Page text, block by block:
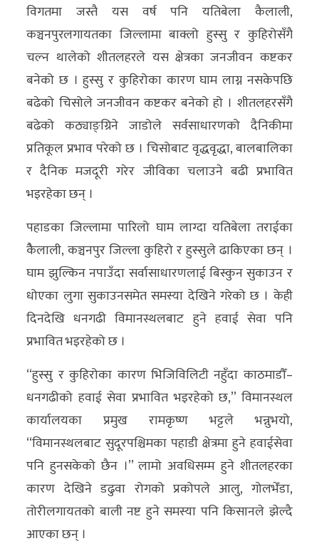
फोटो
ग्यालरी
भिडियो
विगतमा जस्तै यस वर्ष पनि यतिबेला कैलाली,
कञ्चनपुरलगायतका जिल्लामा बाक्लो हुस्सु र कुहिरोसँगै
चल्न थालेको शीतलहरले यस क्षेत्रका जनजीवन कष्टकर
बनेको छ । हुस्सु र कुहिरोका कारण घाम लाग्न नसकेपछि
बढेको चिसोले जनजीवन कष्टकर बनेको हो । शीतलहरसँगै
बढेको कठ्याङ्ग्रिने जाडोले सर्वसाधारणको दैनिकीमा
प्रतिकूल प्रभाव परेको छ । चिसोबाट वृद्धवृद्धा, बालबालिका
र दैनिक मजदूरी गरेर जीविका चलाउने बढी प्रभावित
भइरहेका छन् ।
पहाडका जिल्लामा पारिलो घाम लाग्दा यतिबेला तराईका
कैैलाली, कञ्चनपुर जिल्ला कुहिरो र हुस्सुले ढाकिएका छन् ।
घाम झुल्किन नपाउँदा सर्वासाधारणलाई बिस्कुन सुकाउन र
धोएका लुगा सुकाउनसमेत समस्या देखिने गरेको छ । केही
दिनदेखि धनगढी विमानस्थलबाट हुने हवाई सेवा पनि
प्रभावित भइरहेको छ ।
‘‘हुस्सु र कुहिरोका कारण भिजिविलिटी नहुँदा काठमाडौँ–
धनगढीको हवाई सेवा प्रभावित भइरहेको छ,’’ विमानस्थल
कार्यालयका प्रमुख रामकृष्ण भट्टले भन्नुभयो,
‘‘विमानस्थलबाट सुदूरपश्चिमका पहाडी क्षेत्रमा हुने हवाईसेवा
पनि हुनसकेको छैन ।’’ लामो अवधिसम्म हुने शीतलहरका
कारण देखिने डढुवा रोगको प्रकोपले आलु, गोलभेँडा,
तोरीलगायतको बाली नष्ट हुने समस्या पनि किसानले झेल्दै
आएका छन् ।